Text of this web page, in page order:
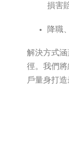
損害
降職
解決方式
徑。我們
戶量身打